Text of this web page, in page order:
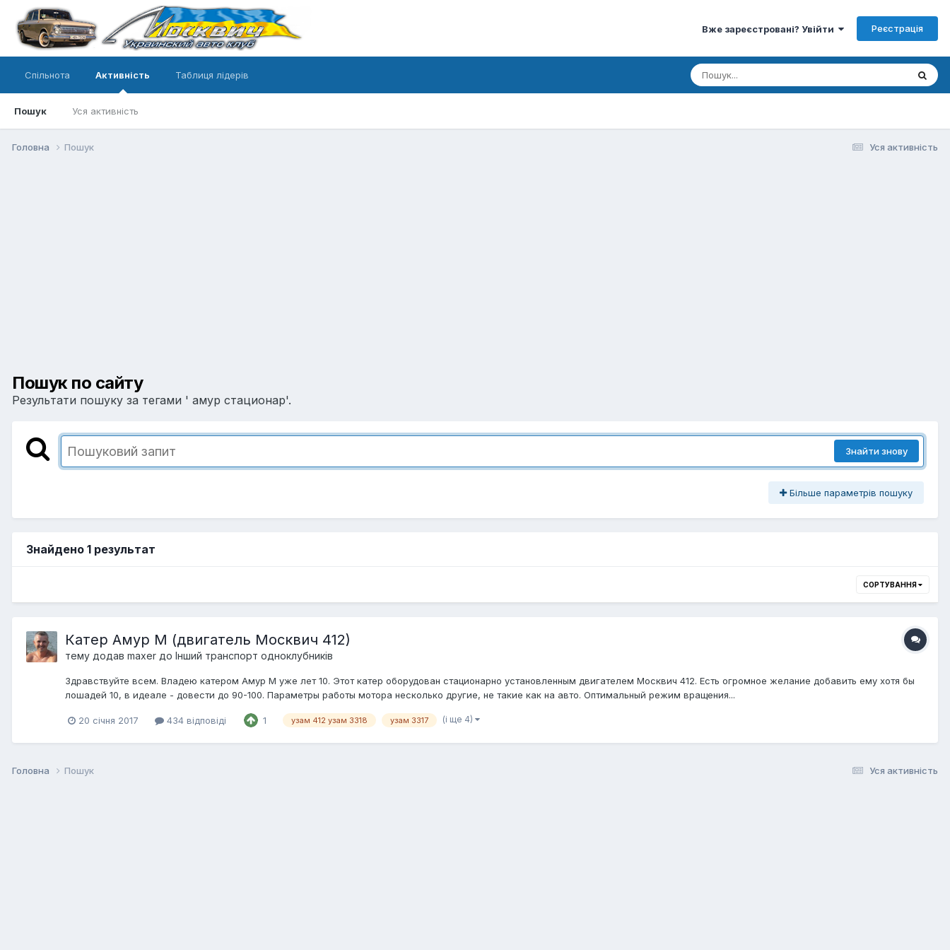
Вже зареєстровані? Увійти Реєстрація
Спільнота Активність
Пошук Уся активність
Таблиця лідерів
Уся активність
Головна Пошук
Пошук по сайту
Результати пошуку за тегами ' амур стационар'.
Знайти знову
Більше параметрів пошуку
Знайдено 1 результат
СОРТУВАННЯ
Катер Амур М (двигатель Москвич 412)
тему додав maxer до Інший транспорт одноклубників
Здравствуйте всем. Владею катером Амур М уже лет 10. Этот катер оборудован стационарно установленным двигателем Москвич 412. Есть огромное желание добавить ему хотя бы
лошадей 10, в идеале - довести до 90-100. Параметры работы мотора несколько другие, не такие как на авто. Оптимальный режим вращения...
20 січня 2017 434 відповіді 1 узам 412 узам 3318 узам 3317 (і ще 4)
Уся активність
Головна Пошук